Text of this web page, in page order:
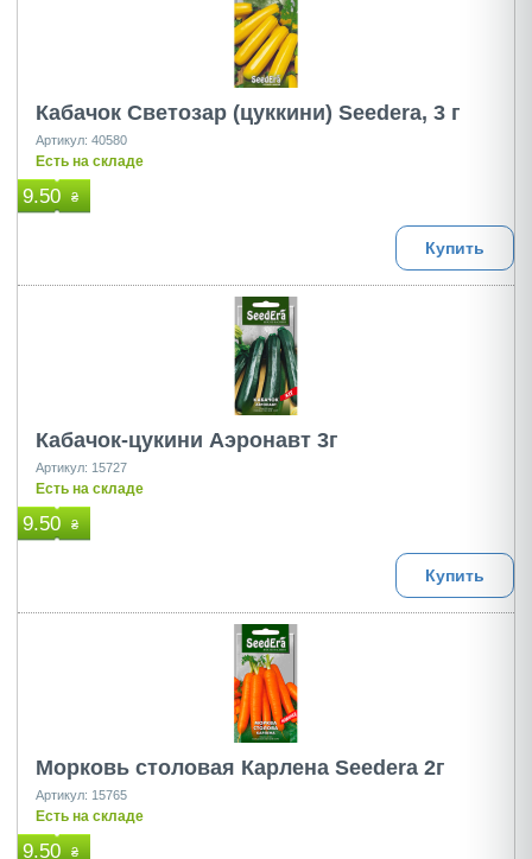
Кабачок Светозар (цуккини) Seedera, 3 г
Артикул: 40580
Есть на складе
9.50 ₴
Купить
Кабачок-цукини Аэронавт 3г
Артикул: 15727
Есть на складе
9.50 ₴
Купить
Морковь столовая Карлена Seedera 2г
Артикул: 15765
Есть на складе
9.50 ₴